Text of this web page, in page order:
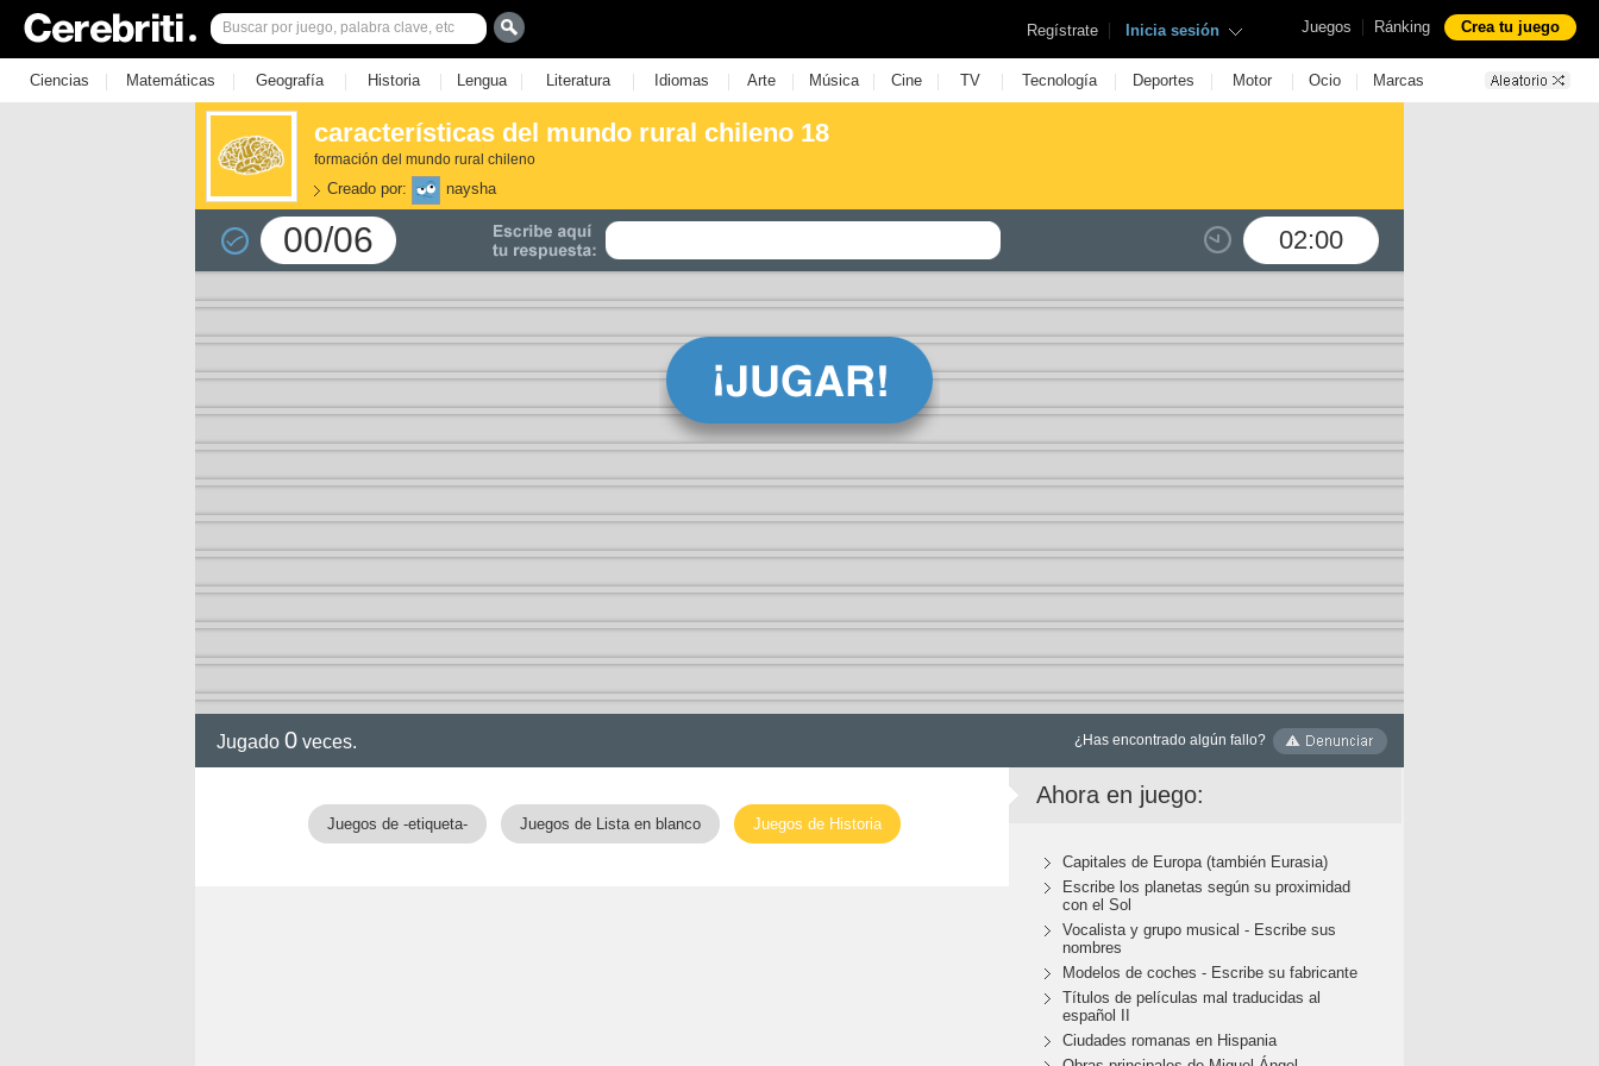
Juegos | Ránking Crea tu juego
Regístrate | Inicia sesión
Ciencias | Matemáticas | Geografía | Historia | Lengua | Literatura | Idiomas | Arte | Música | Cine | TV | Tecnología | Deportes | Motor | Ocio | Marcas
características del mundo rural chileno 18
formación del mundo rural chileno
Creado por: naysha
00/06 02:00
Jugado 0 veces. ¿Has encontrado algún fallo?
Juegos de -etiqueta- Juegos de Lista en blanco Juegos de Historia
Ahora en juego:
Capitales de Europa (también Eurasia)
Escribe los planetas según su proximidad
con el Sol
Vocalista y grupo musical - Escribe sus
nombres
Modelos de coches - Escribe su fabricante
Títulos de películas mal traducidas al
español II
Ciudades romanas en Hispania